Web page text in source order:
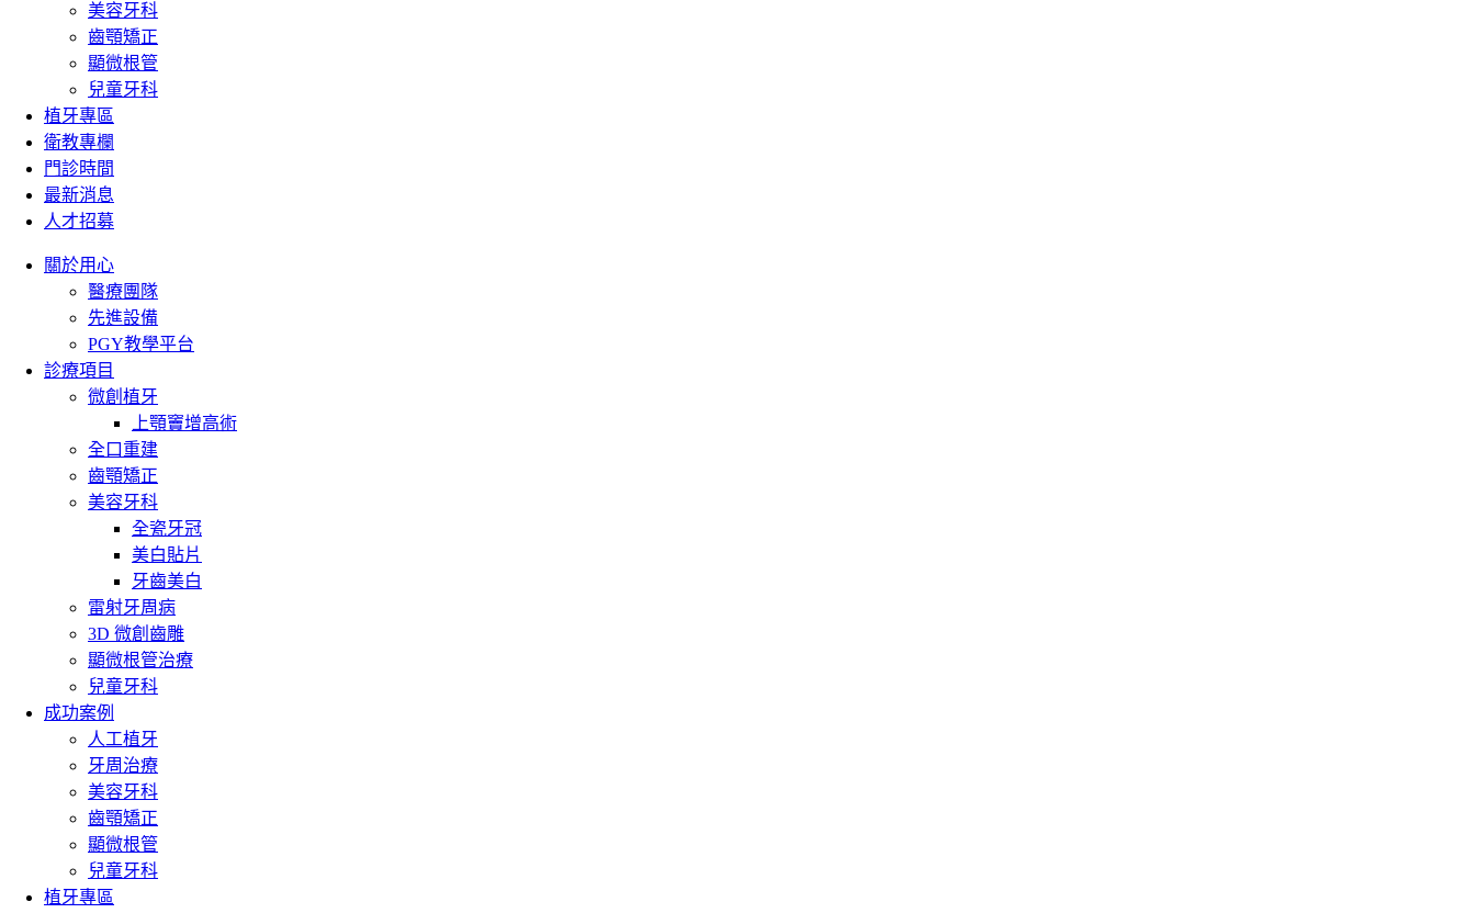
美容牙科
齒顎矯正
顯微根管
兒童牙科
植牙專區
衛教專欄
門診時間
最新消息
人才招募
關於用心
醫療團隊
先進設備
PGY教學平台
診療項目
微創植牙
上顎竇增高術
全口重建
齒顎矯正
美容牙科
全瓷牙冠
美白貼片
牙齒美白
雷射牙周病
3D 微創齒雕
顯微根管治療
兒童牙科
成功案例
人工植牙
牙周治療
美容牙科
齒顎矯正
顯微根管
兒童牙科
植牙專區